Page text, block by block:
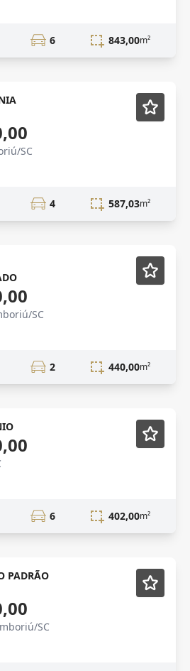
6 843,00m²
SC
4 587,03m²
Em Construção
SC
2 440,00m²
6 402,00m²
Semi-Novo
PADRÃO
SC